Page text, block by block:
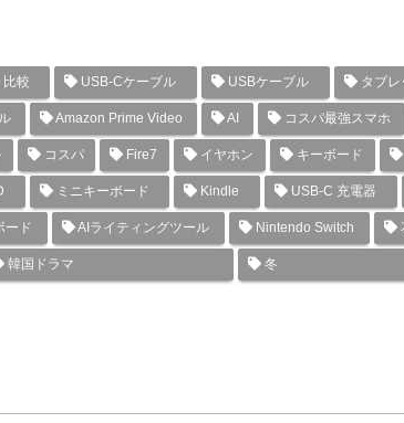
比較 USB-Cケーブル USBケーブル タブレ
Amazon Prime Video AI コスパ最強スマホ
コスパ Fire7 イヤホン キーボード
ミニキーボード Kindle USB-C 充電器
ード AIライティングツール Nintendo Switch
韓国ドラマ 冬